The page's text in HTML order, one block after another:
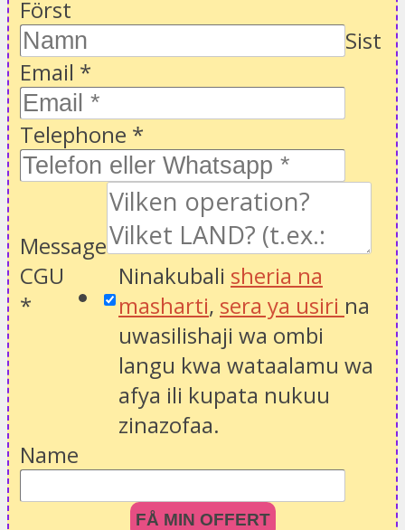
Först
Sist
Email *
Telephone *
Message
CGU
*
Ninakubali sheria na
masharti, sera ya usiri na
uwasilishaji wa ombi
langu kwa wataalamu wa
afya ili kupata nukuu
zinazofaa.
Name
FÅ MIN OFFERT